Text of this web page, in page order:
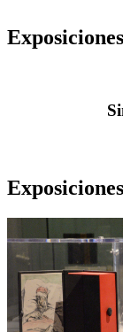
Exposiciones
Exposiciones